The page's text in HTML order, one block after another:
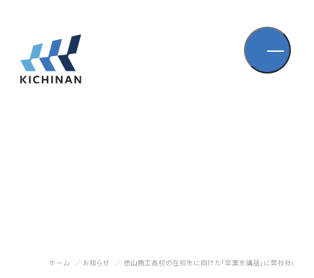
ホーム お知らせ 徳山商工高校の在校生に向けた「卒業生講話」に弊社社員が